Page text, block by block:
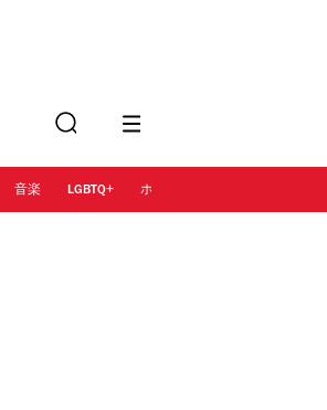
索
音楽 LGBTQ+ ホテル